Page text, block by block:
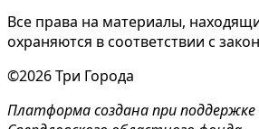
Все права на материалы,
охраняются в соответствии с
©2026 Три Города
Платформа создана при поддержке